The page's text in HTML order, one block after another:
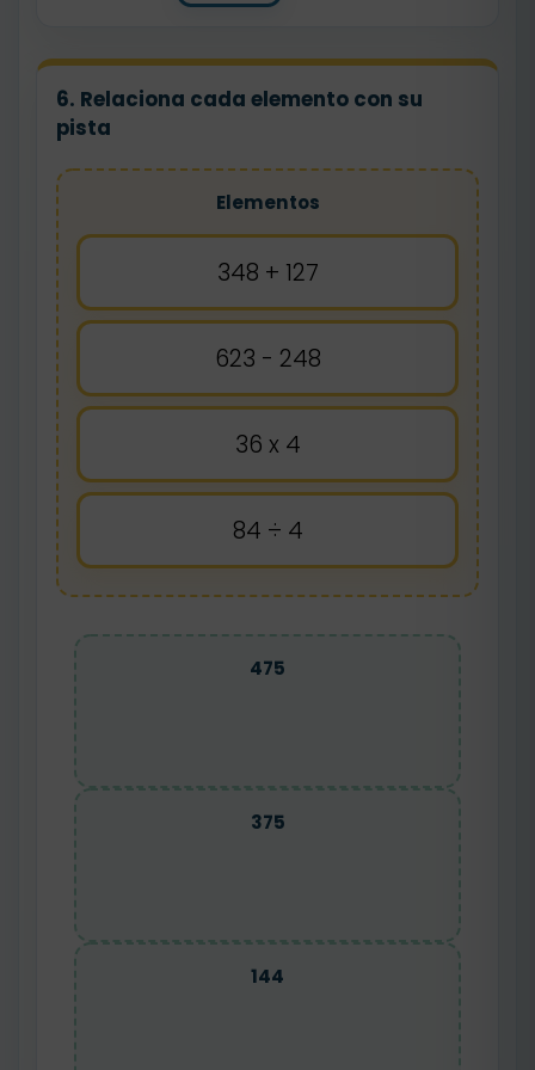
6. Relaciona cada elemento con su
pista
Elementos
348 + 127
623 - 248
36 x 4
84 ÷ 4
475
375
144